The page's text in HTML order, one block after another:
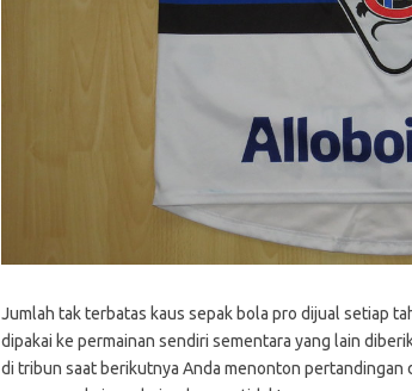
Jumlah tak terbatas kaus sepak bola pro dijual setiap
dipakai ke permainan sendiri sementara yang lain
di tribun saat berikutnya Anda menonton pertandingan